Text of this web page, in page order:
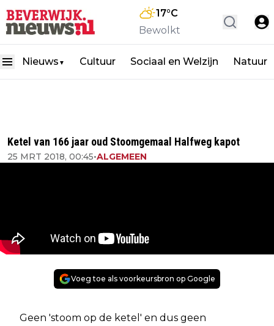
17°C
Bewolkt
Nieuws ▼ Cultuur Sociaal en Welzijn Natuur
Ketel van 166 jaar oud Stoomgemaal Halfweg kapot
25 MRT 2018, 00:45•ALGEMEEN
Voeg toe als voorkeursbron op Google
Geen 'stoom op de ketel' en dus geen